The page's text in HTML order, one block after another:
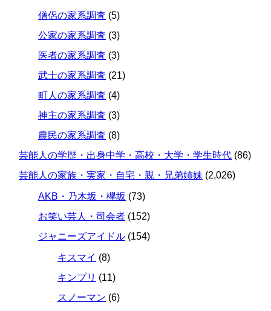
僧侶の家系調査 (5)
公家の家系調査 (3)
医者の家系調査 (3)
武士の家系調査 (21)
町人の家系調査 (4)
神主の家系調査 (3)
農民の家系調査 (8)
芸能人の学歴・出身中学・高校・大学・学生時代 (86)
芸能人の家族・実家・自宅・親・兄弟姉妹 (2,026)
AKB・乃木坂・欅坂 (73)
お笑い芸人・司会者 (152)
ジャニーズアイドル (154)
キスマイ (8)
キンプリ (11)
スノーマン (6)